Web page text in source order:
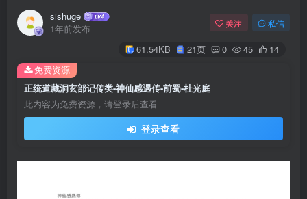
sishuge
1年前发布
关注 私信
61.54KB 21页 0 45 14
正统道藏洞玄部记传类-神仙感遇传-前蜀-杜光庭
此内容为免费资源，请登录后查看
登录查看
免费资源